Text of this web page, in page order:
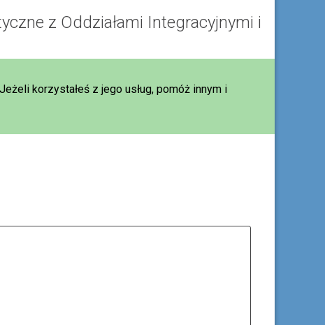
z Oddziałami Integracyjnymi i
korzystałeś z jego usług, pomóż innym i